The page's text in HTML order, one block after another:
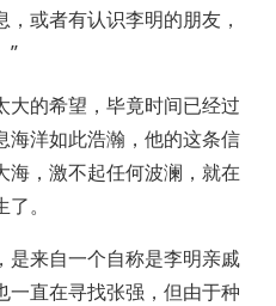
或者有认识李明的朋友，
”
大的希望，毕竟时间已经过
海洋如此浩瀚，他的这条信
海，激不起任何波澜，就在
。
是来自一个自称是李明亲戚
一直在寻找张强，但由于种